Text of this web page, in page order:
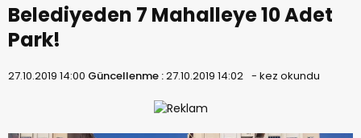
Belediyeden 7 Mahalleye 10 Adet
Park!
27.10.2019 14:00 Güncellenme :27.10.2019 14:02 - kez okundu